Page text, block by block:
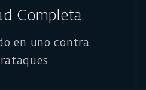
Completa
en uno contra